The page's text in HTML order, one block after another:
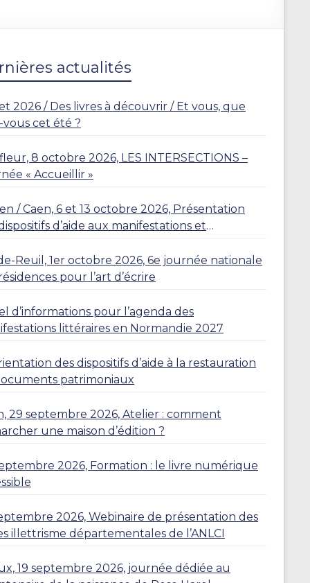
actualités
2026 / Des livres à découvrir / Et vous, que
vous cet été ?
8 octobre 2026, LES INTERSECTIONS –
« Accueillir »
/ Caen, 6 et 13 octobre 2026, Présentation
d’aide aux manifestations et
Reuil, 1er octobre 2026, 6e journée nationale
pour l’art d’écrire
d’informations pour l’agenda des
littéraires en Normandie 2027
des dispositifs d’aide à la restauration
patrimoniaux
29 septembre 2026, Atelier : comment
une maison d’édition ?
2026, Formation : le livre numérique
2026, Webinaire de présentation des
illettrisme départementales de l’ANLCI
19 septembre 2026, journée dédiée au